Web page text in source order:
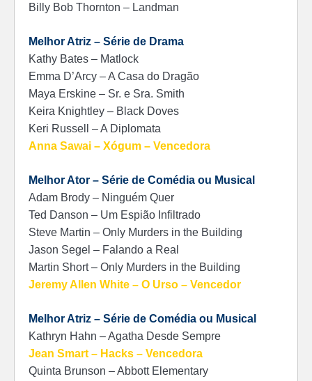
Billy Bob Thornton – Landman
Melhor Atriz – Série de Drama
Kathy Bates – Matlock
Emma D’Arcy – A Casa do Dragão
Maya Erskine – Sr. e Sra. Smith
Keira Knightley – Black Doves
Keri Russell – A Diplomata
Anna Sawai – Xógum – Vencedora
Melhor Ator – Série de Comédia ou Musical
Adam Brody – Ninguém Quer
Ted Danson – Um Espião Infiltrado
Steve Martin – Only Murders in the Building
Jason Segel – Falando a Real
Martin Short – Only Murders in the Building
Jeremy Allen White – O Urso – Vencedor
Melhor Atriz – Série de Comédia ou Musical
Kathryn Hahn – Agatha Desde Sempre
Jean Smart – Hacks – Vencedora
Quinta Brunson – Abbott Elementary